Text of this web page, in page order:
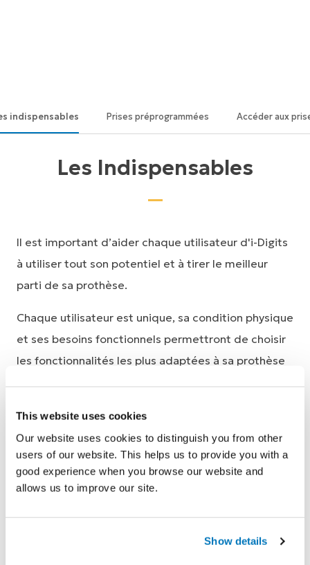
This website uses cookies
Our website uses cookies to distinguish you from other
users of our website. This helps us to provide you with a
good experience when you browse our website and
allows us to improve our site.
Show details
indispensables Prises préprogrammées Accéder aux
Les Indispensables
Il est important d’aider chaque utilisateur d'i-Digits
à utiliser tout son potentiel et à tirer le meilleur
parti de sa prothèse.
Chaque utilisateur est unique, sa condition physique
et ses besoins fonctionnels permettront de choisir
les fonctionnalités les plus adaptées à sa prothèse
Les exercices doivent être adaptés à l’utilisateur, en
se focalisant sur ses objectifs personnels, ses
habitudes de vie et ses centres d’intérêt. Ils sont
réalisés conjointement avec un ergothérapeute et